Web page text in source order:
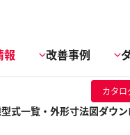
報 改善事例
カタロ
型式一覧・外形寸法図ダウ